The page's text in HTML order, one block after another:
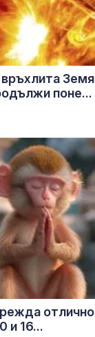
поне...
отлично
и 16...